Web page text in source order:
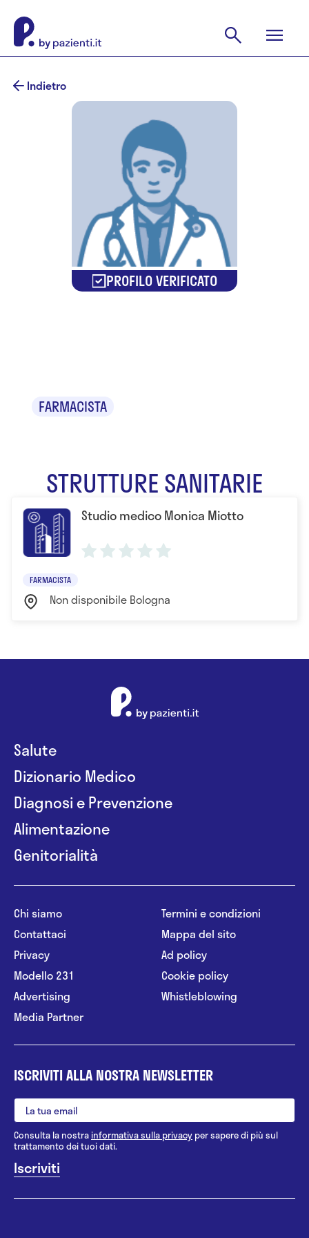
Indietro
PROFILO VERIFICATO
FARMACISTA
STRUTTURE SANITARIE
Studio medico Monica Miotto
FARMACISTA
Non disponibile Bologna
Salute
Dizionario Medico
Diagnosi e Prevenzione
Alimentazione
Genitorialità
Chi siamo
Contattaci
Privacy
Modello 231
Advertising
Media Partner
Termini e condizioni
Mappa del sito
Ad policy
Cookie policy
Whistleblowing
ISCRIVITI ALLA NOSTRA NEWSLETTER
Consulta la nostrainformativa sulla privacy per sapere di più sul
trattamento dei tuoi dati.